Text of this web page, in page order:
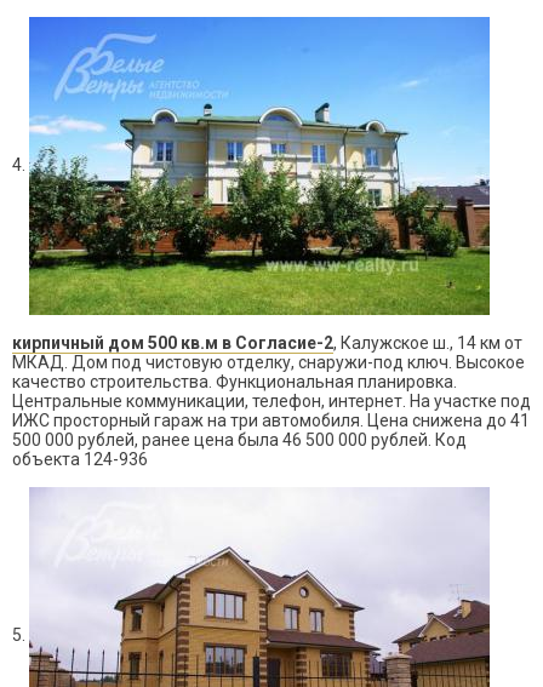
4.
кирпичный дом 500 кв.м в Согласие-2, Калужское ш., 14 км от
МКАД. Дом под чистовую отделку, снаружи-под ключ. Высокое
качество строительства. Функциональная планировка.
Центральные коммуникации, телефон, интернет. На участке под
ИЖС просторный гараж на три автомобиля. Цена снижена до 41
500 000 рублей, ранее цена была 46 500 000 рублей. Код
объекта 124-936
5.